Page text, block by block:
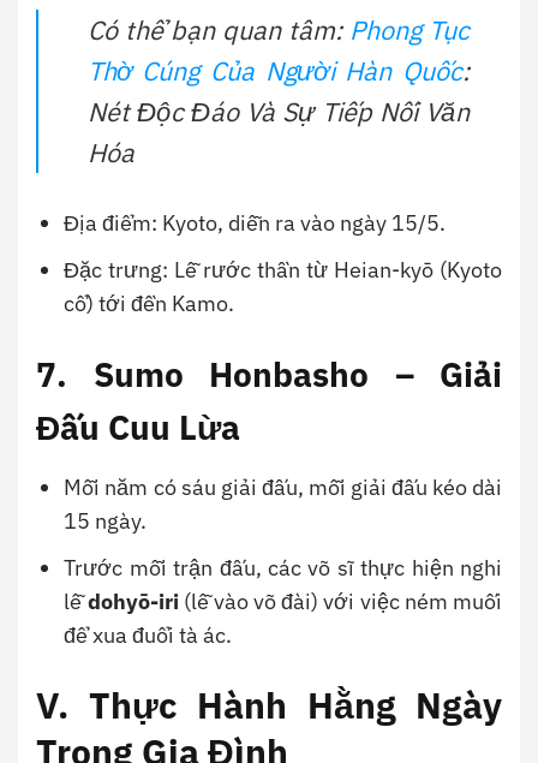
Có thể bạn quan tâm: Phong Tục
Thờ Cúng Của Người Hàn Quốc:
Nét Độc Đáo Và Sự Tiếp Nối Văn
Hóa
Địa điểm: Kyoto, diễn ra vào ngày 15/5.
Đặc trưng: Lễ rước thần từ Heian-kyō (Kyoto
cổ) tới đền Kamo.
7. Sumo Honbasho – Giải
Đấu Cuu Lừa
Mỗi năm có sáu giải đấu, mỗi giải đấu kéo dài
15 ngày.
Trước mỗi trận đấu, các võ sĩ thực hiện nghi
lễdohyō-iri (lễ vào võ đài) với việc ném muối
để xua đuổi tà ác.
V. Thực Hành Hằng Ngày
Trong Gia Đình